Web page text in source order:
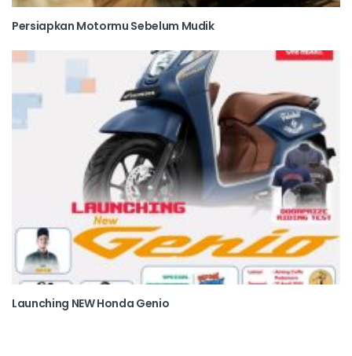
Persiapkan Motormu Sebelum Mudik
Launching NEW Honda Genio